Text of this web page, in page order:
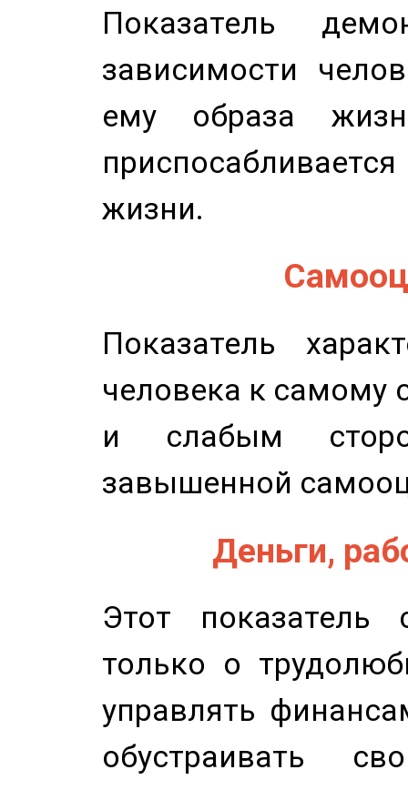
Показатель
зависимости
ему образа
жизни.
Показатель
человека к самому
и слабым
завышенной
Деньги,
Этот показатель
только о
управлять
обустраивать